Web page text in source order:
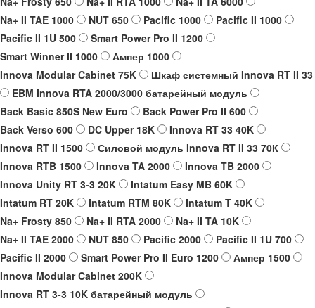
Na+ II TAE 1000
NUT 650 Pacific 1000
Pacific II 1000
Pacific II 1U 500
Smart Power Pro II 1200
Smart Winner II 1000
Ампер 1000
Innova Modular Cabinet 75K
Шкаф системный Innova RT II 33
EBM Innova RTA 2000/3000 батарейный модуль
Back Basic 850S New Euro
Back Power Pro II 600
Back Verso 600
DC Upper 18K
Innova RT 33 40K
Innova RT II 1500
Силовой модуль Innova RT II 33 70К
Innova RTB 1500
Innova TA 2000
Innova TB 2000
Innova Unity RT 3-3 20K
Intatum Easy MB 60K
Intatum RT 20K
Intatum RTM 80K
Intatum T 40K
Na+ Frosty 850
Na+ II RTA 2000
Na+ II TA 10K
Na+ II TAE 2000
NUT 850 Pacific 2000
Pacific II 1U 700
Pacific II 2000
Smart Power Pro II Euro 1200
Ампер 1500
Innova Modular Cabinet 200K
Innova RT 3-3 10K батарейный модуль